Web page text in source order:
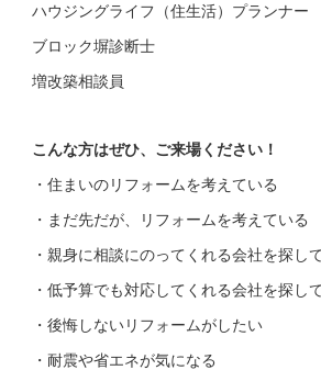
ハウジングライフ（住生活）プランナー
ブロック塀診断士
増改築相談員
こんな方はぜひ、ご来場ください！
・住まいのリフォームを考えている
・まだ先だが、リフォームを考えている
・親身に相談にのってくれる会社を探し
・低予算でも対応してくれる会社を探し
・後悔しないリフォームがしたい
・耐震や省エネが気になる